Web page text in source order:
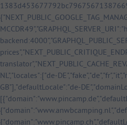
NL","locales":["de-
GB"],"defaultLocale":"de-